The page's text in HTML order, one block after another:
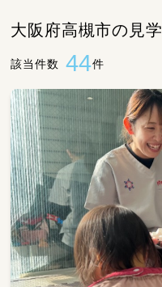
大阪府高槻市の見
該当件数 44件